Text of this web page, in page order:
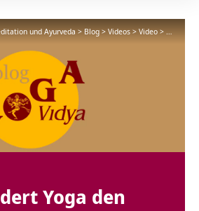
und Ayurveda>Blog>Videos>Video>Wie
Yoga den